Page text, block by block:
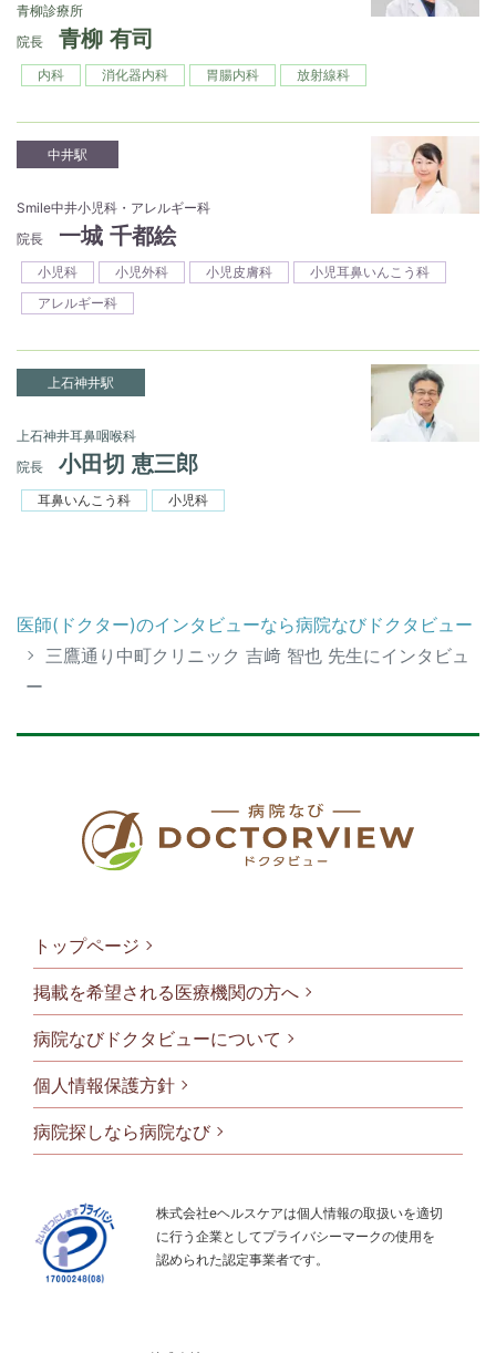
青柳診療所
院長
青柳 有司
内科 消化器内科 胃腸内科 放射線科
中井駅
Smile中井小児科・アレルギー科
院長
一城 千都絵
小児科 小児外科 小児皮膚科
小児耳鼻いんこう科
アレルギー科
上石神井駅
上石神井耳鼻咽喉科
院長
小田切 恵三郎
耳鼻いんこう科 小児科
医師(ドクター)のインタビューなら病院なびドクタビュー
三鷹通り中町クリニック 吉﨑 智也 先生にインタビュ
ー
フッタメニ
トップページ
掲載を希望される医療機関の方へ
病院なびドクタビューについて
個人情報保護方針
病院探しなら病院なび
株式会社eヘルスケアは個人情報の取扱いを適切
に行う企業としてプライバシーマークの使用を
認められた認定事業者です。